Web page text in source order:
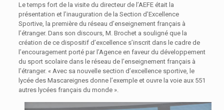
Le temps fort de la visite du directeur de l’AEFE était la
présentation et l’inauguration de la Section d’Excellence
Sportive, la première du réseau d’enseignement français à
l’étranger. Dans son discours, M. Brochet a souligné que la
création de ce dispositif d’excellence s’inscrit dans le cadre de
l’encouragement porté par l’Agence en faveur du développement
du sport scolaire dans le réseau de l’enseignement français à
l’étranger. « Avec sa nouvelle section d’excellence sportive, le
lycée des Mascareignes donne l’exemple et ouvre la voie aux 551
autres lycées français du monde ».